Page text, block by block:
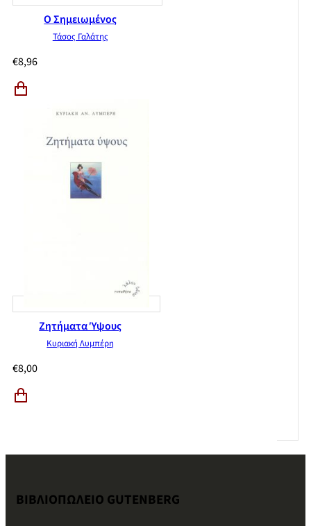
Ο Σημειωμένος
Τάσος Γαλάτης
€8,96
Ζητήματα Ύψους
Κυριακή Λυμπέρη
€8,00
ΒΙΒΛΙΟΠΩΛΕΙΟ GUTENBERG